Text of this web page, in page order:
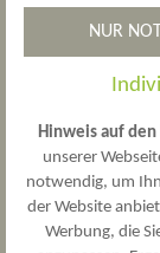
Fällen des
mehr
Kontakt
NUR
Hinweis auf den
unserer
notwendig, um
der Website
Werbung, die